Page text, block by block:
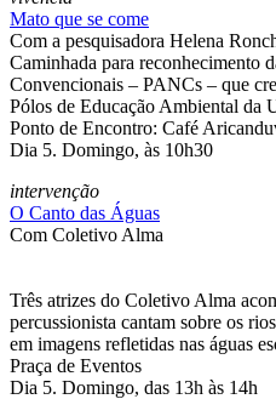
Mato que se come
Com a pesquisadora Helena
Caminhada para reconhecimento
Convencionais – PANCs – que
Pólos de Educação Ambiental da
Ponto de Encontro: Café
Dia 5. Domingo, às 10h30
intervenção
O Canto das Águas
Com Coletivo Alma
Três atrizes do Coletivo Alma
percussionista cantam sobre os
em imagens refletidas nas águas
Praça de Eventos
Dia 5. Domingo, das 13h às 14h